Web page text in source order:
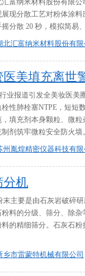
富纳米材料股份有限
展现分散工艺对粉体涂
分散 20 秒，模拟简易
北汇富纳米材料股份有
美填充离世
业报道引发全美妆医美
性肺栓塞NTPE，短短
填充剂本身颗粒、微
剂筑牢微粒安全防火
州胤煌精密仪器科技有
分机
主要是由石灰岩破碎研
料的分级、筛分、除
料的精细筛分。石灰石
乡市雷蒙特机械有限公司